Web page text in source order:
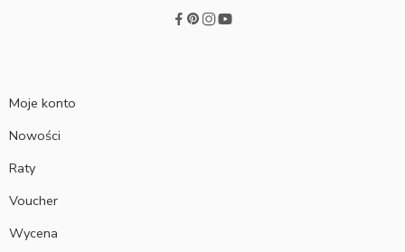
Moje konto
Nowości
Raty
Voucher
Wycena